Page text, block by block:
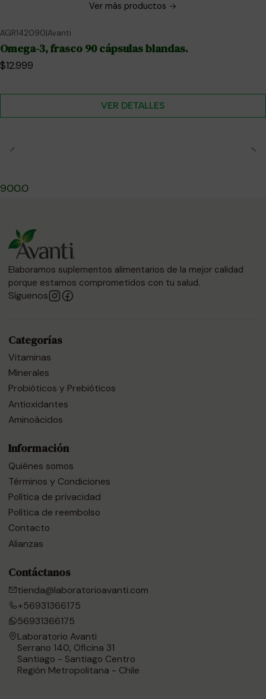
Ver más productos
AGR142090|Avanti
Omega-3, frasco 90 cápsulas blandas.
$12.999
VER DETALLES
900.0
Elaboramos suplementos alimentarios de la mejor calidad
porque estamos comprometidos con tu salud.
Síguenos
Categorías
Vitaminas
Minerales
Probióticos y Prebióticos
Antioxidantes
Aminoácidos
Información
Quiénes somos
Términos y Condiciones
Política de privacidad
Política de reembolso
Contacto
Alianzas
Contáctanos
tienda@laboratorioavanti.com
+56931366175
56931366175
Laboratorio Avanti
Serrano 140, Oficina 31
Santiago - Santiago Centro
Región Metropolitana - Chile